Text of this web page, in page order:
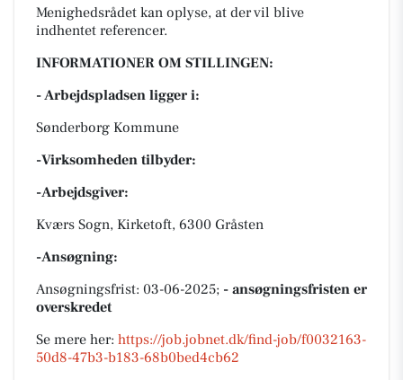
Menighedsrådet kan oplyse, at der vil blive
indhentet referencer.
INFORMATIONER OM STILLINGEN:
- Arbejdspladsen ligger i:
Sønderborg Kommune
-Virksomheden tilbyder:
-Arbejdsgiver:
Kværs Sogn, Kirketoft, 6300 Gråsten
-Ansøgning:
Ansøgningsfrist: 03-06-2025; - ansøgningsfristen er
overskredet
Se mere her: https://job.jobnet.dk/find-job/f0032163-
50d8-47b3-b183-68b0bed4cb62